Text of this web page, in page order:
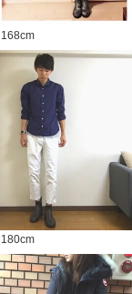
168cm
180cm